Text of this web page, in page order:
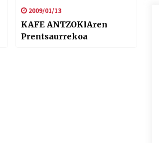
2009/01/13
KAFE ANTZOKIAren
Prentsaurrekoa